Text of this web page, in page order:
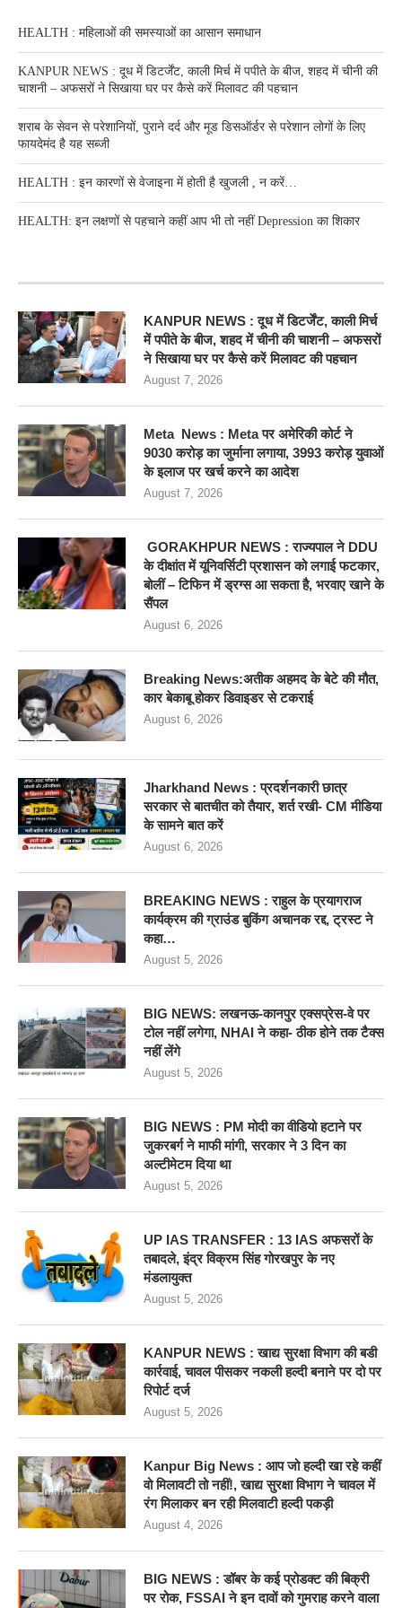
HEALTH : महिलाओं की समस्‍याओं का आसान समाधान
KANPUR NEWS : दूध में डिटर्जेंट, काली मिर्च में पपीते के बीज, शहद में चीनी की
चाशनी – अफसरों ने सिखाया घर पर कैसे करें मिलावट की पहचान
शराब के सेवन से परेशानियों, पुराने दर्द और मूड डिसऑर्डर से परेशान लोगों के लिए
फायदेमंद है यह सब्जी
HEALTH : इन कारणों से वेजाइना में होती है खुजली , न करें…
HEALTH: इन लक्षणों से पहचाने कहीं आप भी तो नहीं Depression का शिकार
KANPUR NEWS : दूध में डिटर्जेंट, काली मिर्च
में पपीते के बीज, शहद में चीनी की चाशनी – अफसरों
ने सिखाया घर पर कैसे करें मिलावट की पहचान
August 7, 2026
Meta News : Meta पर अमेरिकी कोर्ट ने
9030 करोड़ का जुर्माना लगाया, 3993 करोड़ युवाओं
के इलाज पर खर्च करने का आदेश
August 7, 2026
GORAKHPUR NEWS : राज्यपाल ने DDU
के दीक्षांत में यूनिवर्सिटी प्रशासन को लगाई फटकार,
बोलीं – टिफिन में ड्रग्स आ सकता है, भरवाए खाने के
सैंपल
August 6, 2026
Breaking News:अतीक अहमद के बेटे की मौत,
कार बेकाबू होकर डिवाइडर से टकराई
August 6, 2026
Jharkhand News : प्रदर्शनकारी छात्र
सरकार से बातचीत को तैयार, शर्त रखी- CM मीडिया
के सामने बात करें
August 6, 2026
BREAKING NEWS : राहुल के प्रयागराज
कार्यक्रम की ग्राउंड बुकिंग अचानक रद्द, ट्रस्ट ने
कहा…
August 5, 2026
BIG NEWS: लखनऊ-कानपुर एक्सप्रेस-वे पर
टोल नहीं लगेगा, NHAI ने कहा- ठीक होने तक टैक्स
नहीं लेंगे
August 5, 2026
BIG NEWS : PM मोदी का वीडियो हटाने पर
जुकरबर्ग ने माफी मांगी, सरकार ने 3 दिन का
अल्टीमेटम दिया था
August 5, 2026
UP IAS TRANSFER : 13 IAS अफसरों के
तबादले, इंद्र विक्रम सिंह गोरखपुर के नए
मंडलायुक्त
August 5, 2026
KANPUR NEWS : खाद्य सुरक्षा विभाग की बडी
कार्रवाई, चावल पीसकर नकली हल्दी बनाने पर दो पर
रिपोर्ट दर्ज
August 5, 2026
Kanpur Big News : आप जो हल्दी खा रहे कहीं
वो मिलावटी तो नहीं!, खाद्य सुरक्षा विभाग ने चावल में
रंग मिलाकर बन रही मिलवाटी हल्दी पकड़ी
August 4, 2026
BIG NEWS : डॉबर के कई प्रोडक्ट की बिक्री
पर रोक, FSSAI ने इन दावों को गुमराह करने वाला